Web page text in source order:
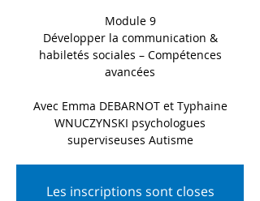
Module 9
Développer la communication &
habiletés sociales – Compétences
avancées
Avec Emma DEBARNOT et Typhaine
WNUCZYNSKI psychologues
superviseuses Autisme
Les inscriptions sont closes